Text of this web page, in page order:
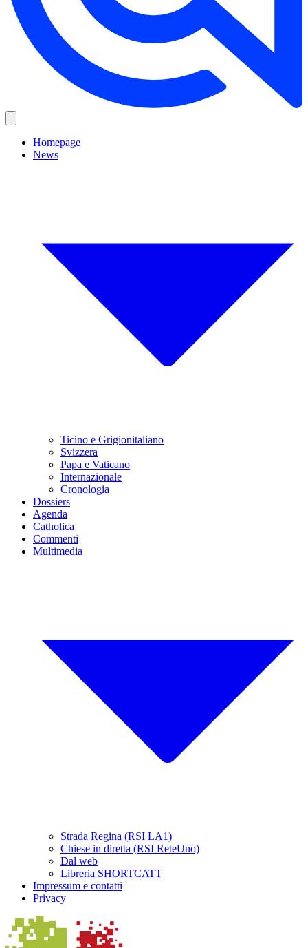
Homepage
News
Ticino e Grigionitaliano
Svizzera
Papa e Vaticano
Internazionale
Cronologia
Dossiers
Agenda
Catholica
Commenti
Multimedia
Strada Regina (RSI LA1)
Chiese in diretta (RSI ReteUno)
Dal web
Libreria SHORTCATT
Impressum e contatti
Privacy